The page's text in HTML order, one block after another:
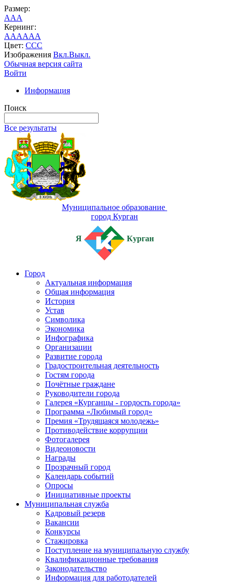
Размер:
AAA
Кернинг:
AAAAAA
Цвет: CCC
Изображения Вкл.Выкл.
Обычная версия сайта
Войти
Информация
Поиск
Все результаты
Муниципальное образование
город Курган
Я Курган
Город
Актуальная информация
Общая информация
История
Устав
Символика
Экономика
Инфографика
Организации
Развитие города
Градостроительная деятельность
Гостям города
Почётные граждане
Руководители города
Галерея «Курганцы - гордость города»
Программа «Любимый город»
Премия «Трудящаяся молодежь»
Противодействие коррупции
Фотогалерея
Видеоновости
Награды
Прозрачный город
Календарь событий
Опросы
Инициативные проекты
Муниципальная служба
Кадровый резерв
Вакансии
Конкурсы
Стажировка
Поступление на муниципальную службу
Квалификационные требования
Законодательство
Информация для работодателей